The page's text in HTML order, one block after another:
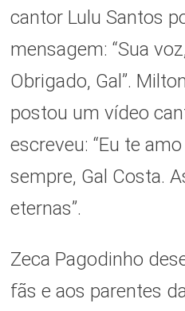
cantor Lulu Santos
mensagem: “Sua
Obrigado, Gal”.
postou um vídeo
escreveu: “Eu te
sempre, Gal Costa.
eternas”.
Zeca Pagodinho
fãs e aos parentes